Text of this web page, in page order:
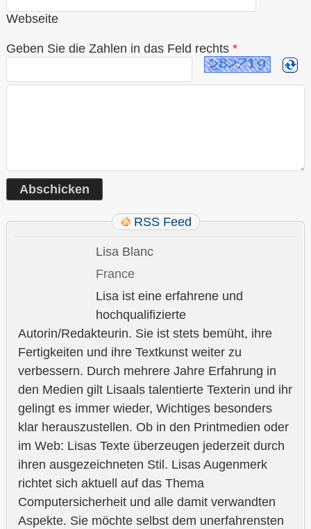
Webseite
Geben Sie die Zahlen in das Feld rechts *
RSS Feed
Lisa Blanc
France
Lisa ist eine erfahrene und
hochqualifizierte
Autorin/Redakteurin. Sie ist stets bemüht, ihre
Fertigkeiten und ihre Textkunst weiter zu
verbessern. Durch mehrere Jahre Erfahrung in
den Medien gilt Lisaals talentierte Texterin und ihr
gelingt es immer wieder, Wichtiges besonders
klar herauszustellen. Ob in den Printmedien oder
im Web: Lisas Texte überzeugen jederzeit durch
ihren ausgezeichneten Stil. Lisas Augenmerk
richtet sich aktuell auf das Thema
Computersicherheit und alle damit verwandten
Aspekte. Sie möchte selbst dem unerfahrensten